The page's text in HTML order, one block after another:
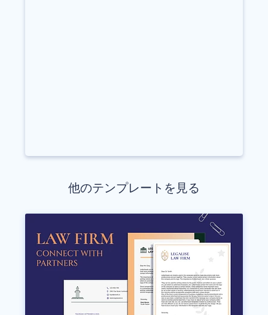
他のテンプレートを見る